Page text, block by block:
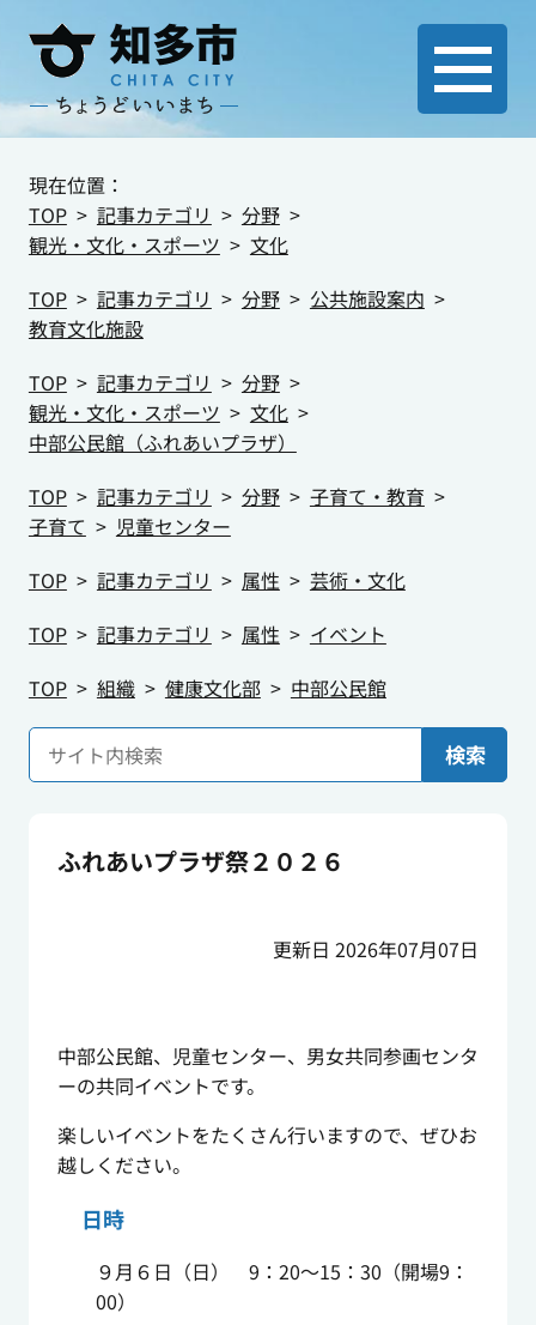
現在位置：
TOP
記事カテゴリ
分野
観光・文化・スポーツ
文化
TOP
記事カテゴリ 分野
公共施設案内
教育文化施設
TOP
記事カテゴリ
分野
観光・文化・スポーツ
文化
中部公民館（ふれあいプラザ）
TOP
記事カテゴリ 分野
子育て・教育
子育て
児童センター
TOP
記事カテゴリ 属性
芸術・文化
TOP
記事カテゴリ 属性
イベント
TOP
組織 健康文化部 中部公民館
検索
ふれあいプラザ祭２０２６
更新日 2026年07月07日
中部公民館、児童センター、男女共同参画センタ
ーの共同イベントです。
楽しいイベントをたくさん行いますので、ぜひお
越しください。
日時
９月６日（日） 9：20～15：30（開場9：
00）